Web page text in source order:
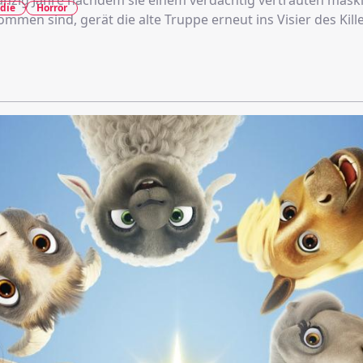
sind, gerät die alte Truppe erneut ins Visier des
Horror